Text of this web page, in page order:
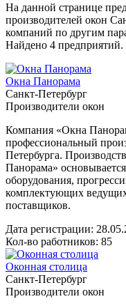
На данной странице
производителей окон
компаний по другим
Найдено 4 предприятий.
Окна Панорама
Санкт-Петербург
Производители окон
Компания «Окна
профессиональный
Петербурга.
Панорама»
оборудования,
комплектующих
поставщиков.
Дата регистрации:
Кол-во работников: 85
Оконная столица
Санкт-Петербург
Производители окон